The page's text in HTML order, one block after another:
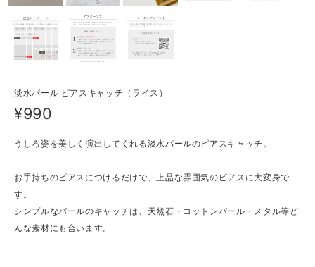
淡水パール ピアスキャッチ（ライス）
¥990
うしろ姿を美しく演出してくれる淡水パールのピアスキャッチ。
お手持ちのピアスにつけるだけで、上品な雰囲気のピアスに大変身で
す。
シンプルなパールのキャッチは、天然石・コットンパール・メタル等ど
んな素材にも合います。